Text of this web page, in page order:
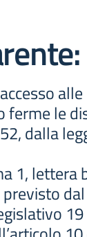
le
dalla
1,